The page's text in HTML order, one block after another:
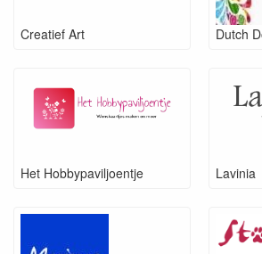
Creatief Art Dutch
Het Hobbypaviljoentje Lavinia